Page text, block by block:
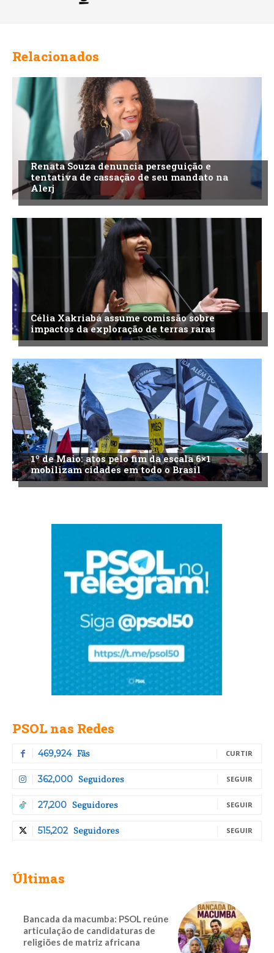
Relacionados
Renata Souza denuncia perseguição e
tentativa de cassação de seu mandato na
Alerj
Célia Xakriabá assume comissão sobre
impactos da exploração de terras raras
1º de Maio: atos pelo fim da escala 6×1
mobilizam cidades em todo o Brasil
PSOL nas Redes
469,924 Fãs CURTIR
362,000 Seguidores SEGUIR
27,200 Seguidores SEGUIR
515,202 Seguidores SEGUIR
Últimas
Bancada da macumba: PSOL reúne
articulação de candidaturas de
religiões de matriz africana